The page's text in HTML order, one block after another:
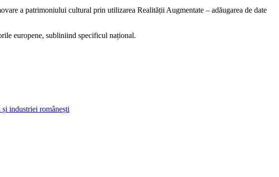
a patrimoniului cultural prin utilizarea Realității Augmentate – adăugarea de date
europene, subliniind specificul național.
industriei românești